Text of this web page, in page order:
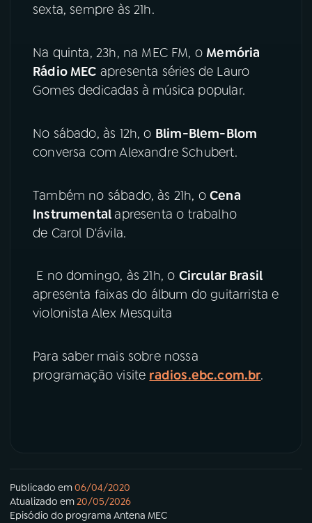
sexta, sempre às 21h.
Na quinta, 23h, na MEC FM, o Memória
Rádio MEC apresenta séries de Lauro
Gomes dedicadas à música popular.
No sábado, às 12h, o Blim-Blem-Blom
conversa com Alexandre Schubert.
Também no sábado, às 21h, oCena
Instrumentalapresenta o trabalho
de Carol D'ávila.
E no domingo, às 21h, o Circular Brasil
apresenta faixas do álbum do guitarrista e
violonista Alex Mesquita
Para saber mais sobre nossa
programação visite radios.ebc.com.br.
Publicado em06/04/2020
Atualizado em20/05/2026
Episódio do programa Antena MEC